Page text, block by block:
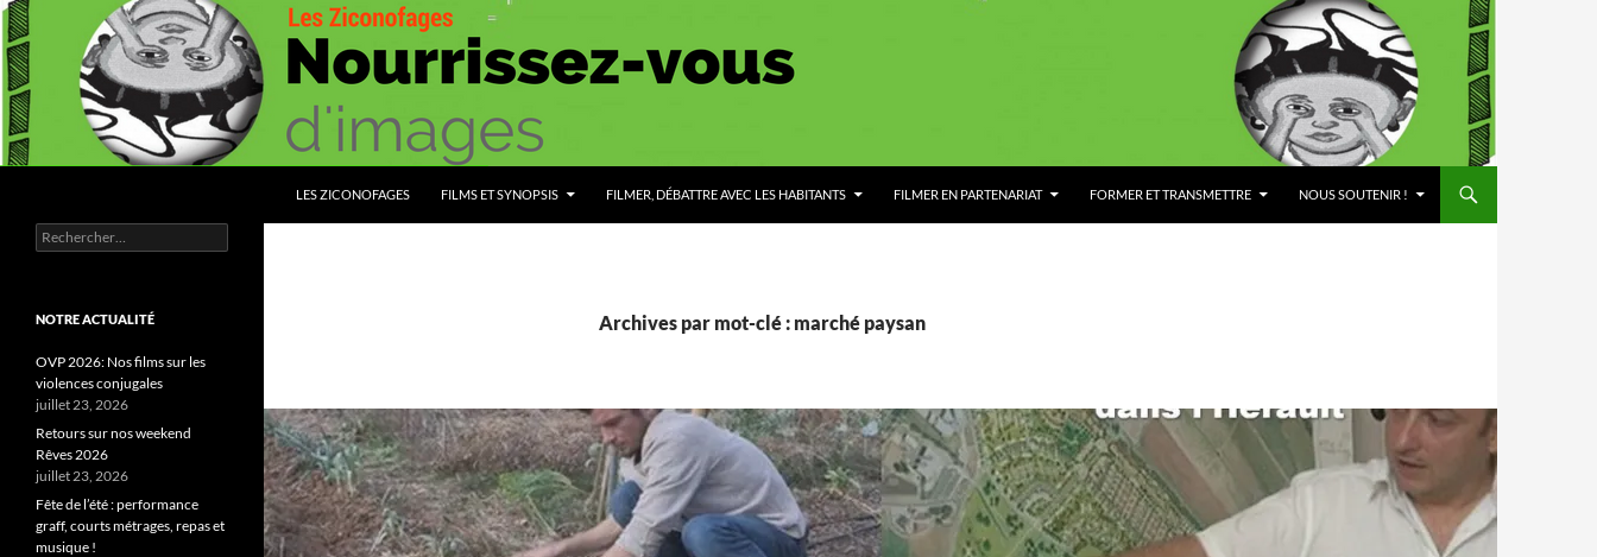
Aller
au
contenu
LES ZICONOFAGES FILMS ET SYNOPSIS FILMER, DÉBATTRE AVEC LES HABITANTS FILMER EN PARTENARIAT FORMER ET TRANSMETTRE NOUS SOUTENIR !
Archives par mot-clé : marché paysan
Nourrissez vous d'images
Rechercher :
NOTRE ACTUALITÉ
OVP 2026: Nos films sur les
violences conjugales
juillet 23, 2026
Retours sur nos weekend
Rêves 2026
juillet 23, 2026
Fête de l’été : performance
graff, courts métrages, repas et
musique !